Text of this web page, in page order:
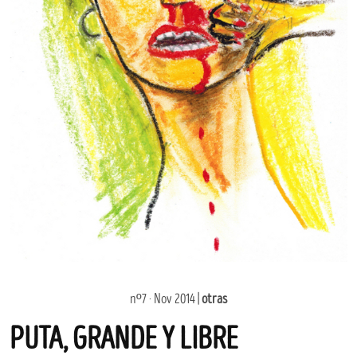
nº7 · Nov 2014 | otras
PUTA, GRANDE Y LIBRE